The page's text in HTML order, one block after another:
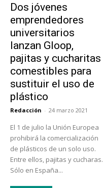
Dos jóvenes
emprendedores
universitarios
lanzan Gloop,
pajitas y cucharitas
comestibles para
sustituir el uso de
plástico
Redacción - 24 marzo 2021
El 1 de julio la Unión Europea
prohibirá la comercialización
de plásticos de un solo uso.
Entre ellos, pajitas y cucharas.
Sólo en España...